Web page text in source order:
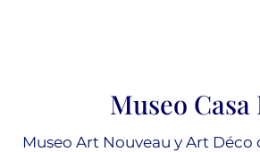
Museo Casa
Museo Art Nouveau y Art Déco